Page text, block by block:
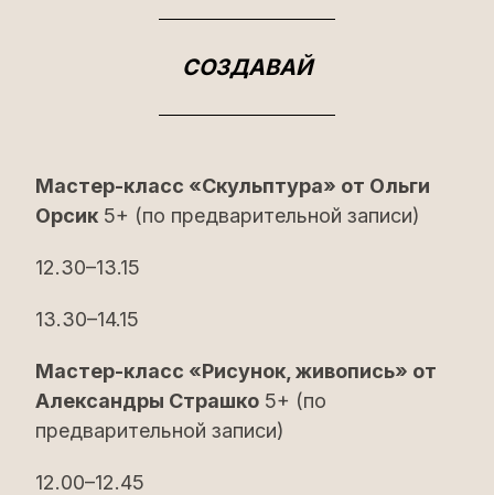
СОЗДАВАЙ
Мастер-класс «Скульптура» от Ольги
Орсик 5+ (по предварительной записи)
12.30–13.15
13.30–14.15
Мастер-класс «Рисунок, живопись» от
Александры Страшко 5+ (по
предварительной записи)
12.00–12.45